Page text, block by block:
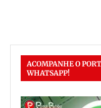
ACOMPANHE O
WHATSAPP!